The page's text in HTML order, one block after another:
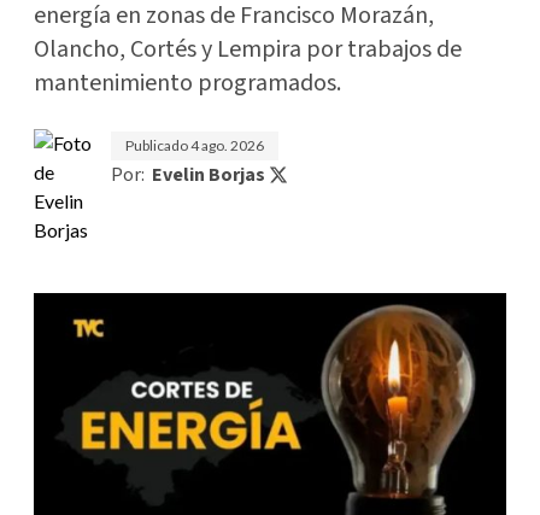
energía en zonas de Francisco Morazán,
Olancho, Cortés y Lempira por trabajos de
mantenimiento programados.
Publicado4 ago. 2026
Por: Evelin Borjas